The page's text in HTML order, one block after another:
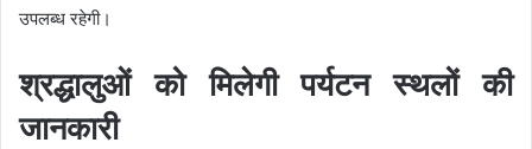
उपलब्ध रहेगी।
श्रद्धालुओं को मिलेगी पर्यटन स्थलों की
जानकारी